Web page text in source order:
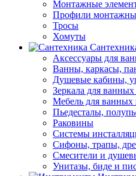
Монтажные
Профили
Тросы
Хомуты
Аксессуары для
Ванны, каркасы,
Душевые кабины,
Зеркала для
Мебель для ванных
Пьедесталы,
Раковины
Системы
Сифоны, трапы,
Смесители и
Унитазы, биде и